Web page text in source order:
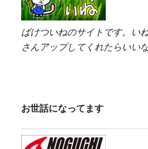
ばけついねのサイトです。い
さんアップしてくれたらいい
お世話になってます